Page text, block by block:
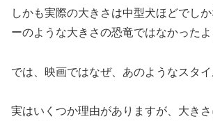
しかも実際の大きさは中型犬ほどでし
ーのような大きさの恐竜ではなかったよ
では、映画ではなぜ、あのようなスタ
実はいくつか理由がありますが、大き